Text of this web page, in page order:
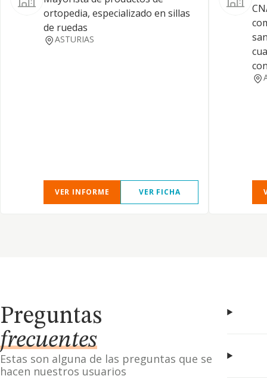
ortopedia, especializado en sillas
de ruedas
ASTURIAS
VER INFORME VER FICHA
Preguntas
frecuentes
Estas son alguna de las preguntas que se
hacen nuestros usuarios